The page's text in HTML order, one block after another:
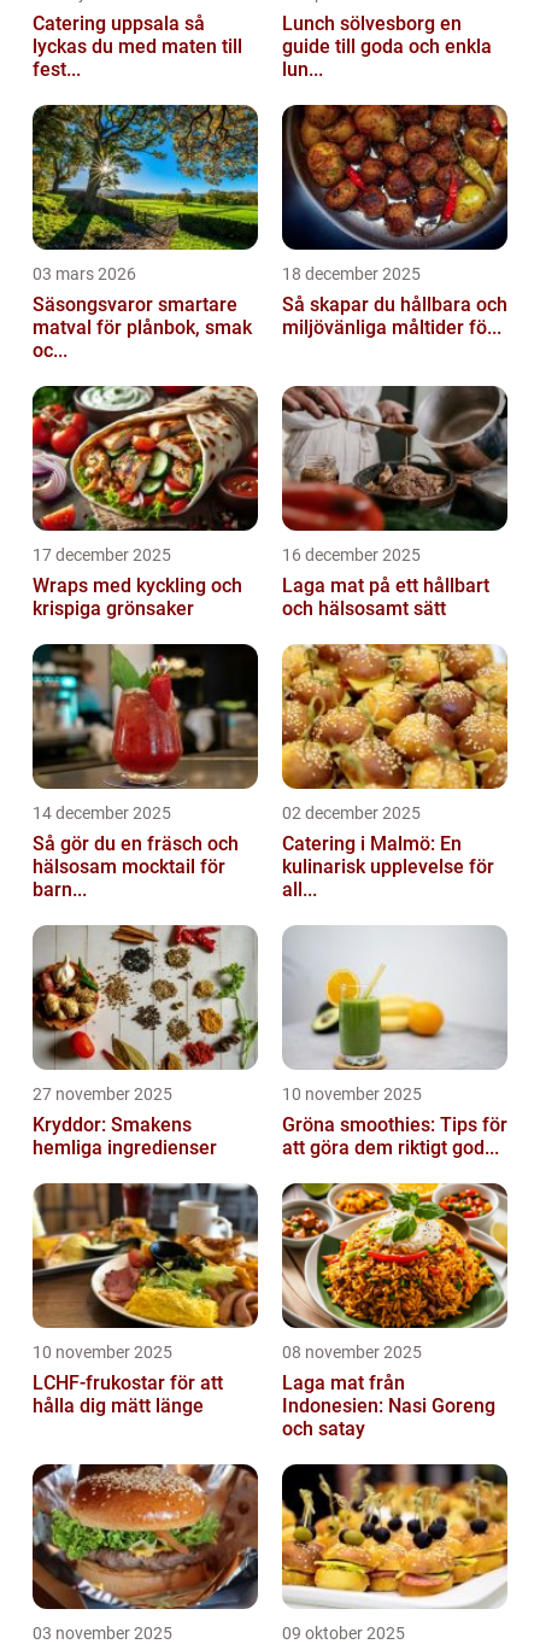
Catering uppsala så
lyckas du med maten till
fest...
Lunch sölvesborg en
guide till goda och enkla
lun...
03 mars 2026
Säsongsvaror smartare
matval för plånbok, smak
oc...
18 december 2025
Så skapar du hållbara och
miljövänliga måltider fö...
17 december 2025
Wraps med kyckling och
krispiga grönsaker
16 december 2025
Laga mat på ett hållbart
och hälsosamt sätt
14 december 2025
Så gör du en fräsch och
hälsosam mocktail för
barn...
02 december 2025
Catering i Malmö: En
kulinarisk upplevelse för
all...
27 november 2025
Kryddor: Smakens
hemliga ingredienser
10 november 2025
Gröna smoothies: Tips för
att göra dem riktigt god...
10 november 2025
LCHF-frukostar för att
hålla dig mätt länge
08 november 2025
Laga mat från
Indonesien: Nasi Goreng
och satay
03 november 2025 09 oktober 2025